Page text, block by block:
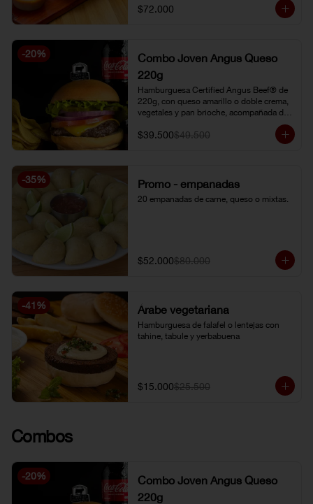
$72.000
-20%
Combo Joven Angus Queso
220g
Hamburguesa Certified Angus Beef® de
220g, con queso amarillo o doble crema,
vegetales y pan brioche, acompañada de
papa chip o papa francesa y gaseosa o
limonada natural.
$39.500$49.500
-35% Promo - empanadas
20 empanadas de carne, queso o mixtas.
$52.000$80.000
-41 % Árabe vegetariana
Hamburguesa de falafel o lentejas con
tahine, tabule y yerbabuena
$15.000$25.500
Combos
-20%
Combo Joven Angus Queso
220g